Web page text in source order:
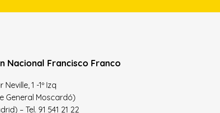
Nacional Francisco Franco
1 -1º Izq
General Moscardó)
– Tel. 91 541 21 22